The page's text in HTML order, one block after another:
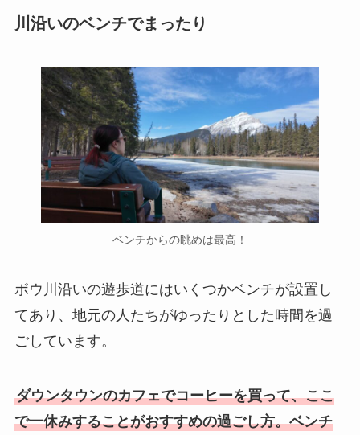
川沿いのベンチでまったり
ベンチからの眺めは最高！
ボウ川沿いの遊歩道にはいくつかベンチが設置し
てあり、地元の人たちがゆったりとした時間を過
ごしています。
ダウンタウンのカフェでコーヒーを買って、ここ
で一休みすることがおすすめの過ごし方。ベンチ